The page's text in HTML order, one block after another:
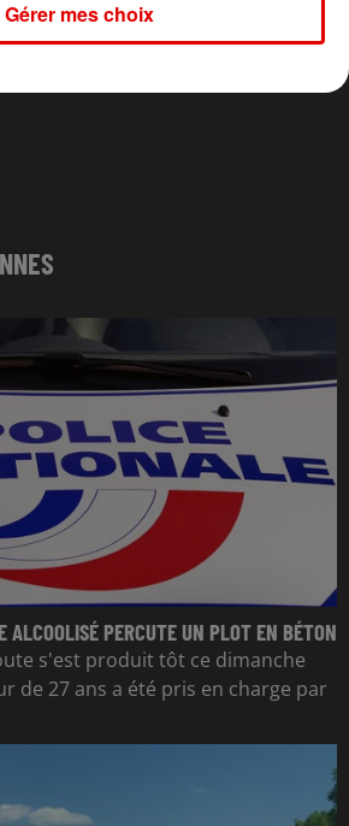
ALCOOLISÉ PERCUTE UN PLOT EN BÉTON
s'est produit tôt ce dimanche
de 27 ans a été pris en charge par
Gérer mes choix